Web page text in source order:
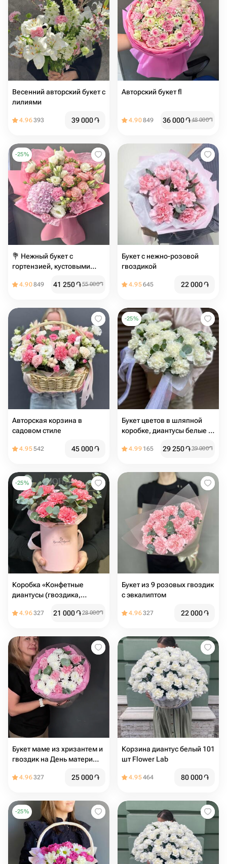
Весенний авторский букет с
лилиями
4.96393 39 000֏
Авторский букет fl
4.90849 36 000֏48 000֏
-25%
💐 Нежный букет с
гортензией, кустовыми
гвоздикой fl
4.90849 41 250֏55 000֏
Букет с нежно-розовой
гвоздикой
4.95645 22 000֏
Авторская корзина в
садовом стиле
4.95542 45 000֏
-25%
Букет цветов в шляпной
коробке, диантусы белые и
4.99 165 29 250֏39 000֏
-25%
Коробка «Конфетные
диантусы (гвоздика,
4.96327 21 000֏28 000֏
Букет из 9 розовых гвоздик
с эвкалиптом
4.96327 22 000֏
Букет маме из хризантем и
гвоздик на День матери
4.96327 25 000֏
Кoрзинa диантус белый 101
шт Flower Lab
4.95464 80 000֏
-25%